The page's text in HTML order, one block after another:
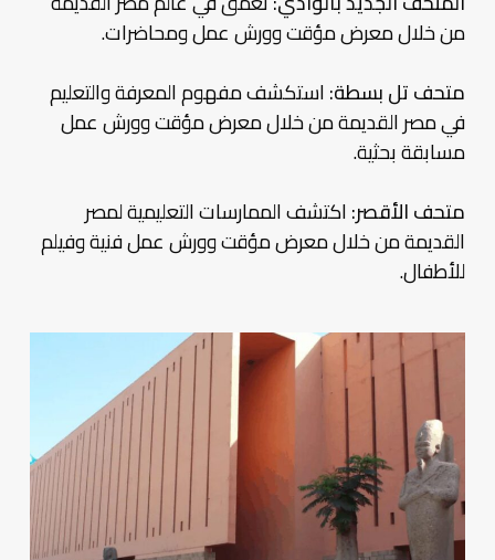
من خلال معرض مؤقت وورش عمل ومحاضرات.
متحف تل بسطة:استكشف مفهوم المعرفة والتعليم
في مصر القديمة من خلال معرض مؤقت وورش عمل
مسابقة بحثية.
متحف الأقصر:اكتشف الممارسات التعليمية لمصر
القديمة من خلال معرض مؤقت وورش عمل فنية وفيلم
للأطفال.